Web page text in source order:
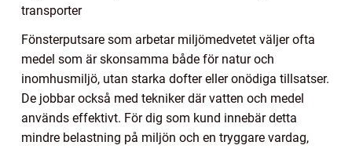
transporter
Fönsterputsare som arbetar miljömedvetet väljer ofta
medel som är skonsamma både för natur och
inomhusmiljö, utan starka dofter eller onödiga tillsatser.
De jobbar också med tekniker där vatten och medel
används effektivt. För dig som kund innebär detta
mindre belastning på miljön och en tryggare vardag,